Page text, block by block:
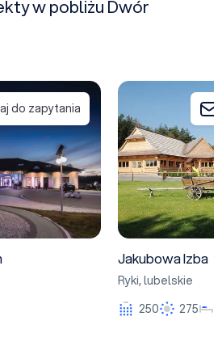
w pobliżu Dwór
do zapytania
Jakubowa Izba
Jakubowa Izba
Ryki,lubelskie
250
275